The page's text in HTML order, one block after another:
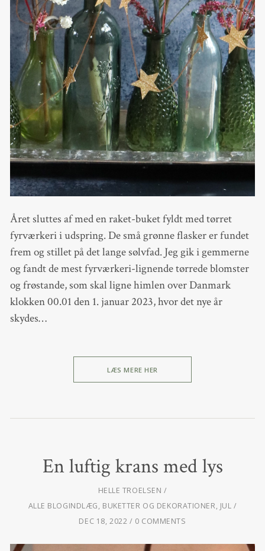
Året sluttes af med en raket-buket fyldt med tørret
fyrværkeri i udspring. De små grønne flasker er fundet
frem og stillet på det lange sølvfad. Jeg gik i gemmerne
og fandt de mest fyrværkeri-lignende tørrede blomster
og frøstande, som skal ligne himlen over Danmark
klokken 00.01 den 1. januar 2023, hvor det nye år
skydes…
LÆS MERE HER
En luftig krans med lys
HELLE TROELSEN
ALLE BLOGINDLÆG, BUKETTER OG DEKORATIONER, JUL
DEC 18, 2022
0 COMMENTS